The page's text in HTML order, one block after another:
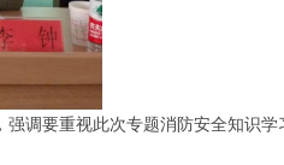
要重视此次专题消防安全知识学